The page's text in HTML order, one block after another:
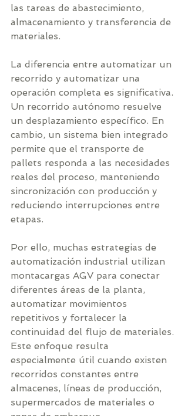
las tareas de abastecimiento,
almacenamiento y transferencia de
materiales.
La diferencia entre automatizar un
recorrido y automatizar una
operación completa es significativa.
Un recorrido autónomo resuelve
un desplazamiento específico. En
cambio, un sistema bien integrado
permite que el transporte de
pallets responda a las necesidades
reales del proceso, manteniendo
sincronización con producción y
reduciendo interrupciones entre
etapas.
Por ello, muchas estrategias de
automatización industrial utilizan
montacargas AGV para conectar
diferentes áreas de la planta,
automatizar movimientos
repetitivos y fortalecer la
continuidad del flujo de materiales.
Este enfoque resulta
especialmente útil cuando existen
recorridos constantes entre
almacenes, líneas de producción,
supermercados de materiales o